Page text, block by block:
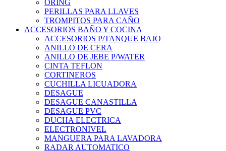
ORING
PERILLAS PARA LLAVES
TROMPITOS PARA CAÑO
ACCESORIOS BAÑO Y COCINA
ACCESORIOS P/TANQUE BAJO
ANILLO DE CERA
ANILLO DE JEBE P/WATER
CINTA TEFLON
CORTINEROS
CUCHILLA LICUADORA
DESAGUE
DESAGUE CANASTILLA
DESAGUE PVC
DUCHA ELECTRICA
ELECTRONIVEL
MANGUERA PARA LAVADORA
RADAR AUTOMATICO